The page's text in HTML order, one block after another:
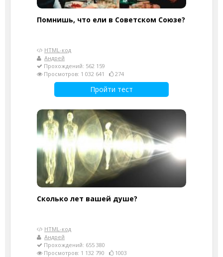
Помнишь, что ели в Советском Союзе?
HTML-код
Андрей
Прохождений: 562 159
Просмотров: 1 032 641
274
Пройти тест
Cколько лет вашей душе?
HTML-код
Андрей
Прохождений: 655 380
Просмотров: 1 132 790
1003